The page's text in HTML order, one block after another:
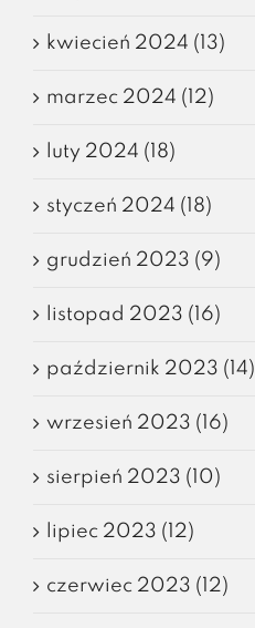
kwiecień 2024 (13)
marzec 2024 (12)
luty 2024 (18)
styczeń 2024 (18)
grudzień 2023 (9)
listopad 2023 (16)
październik 2023 (14)
wrzesień 2023 (16)
sierpień 2023 (10)
lipiec 2023 (12)
czerwiec 2023 (12)